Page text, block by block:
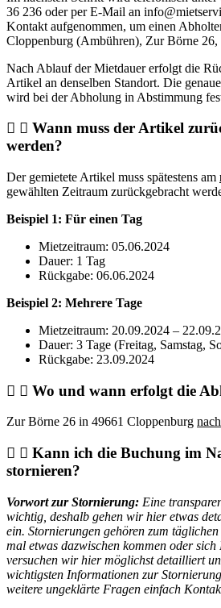
36 236 oder per E-Mail an
Kontakt aufgenommen, um einen
Cloppenburg (Ambühren), Zur Börne 26,
Nach Ablauf der Mietdauer erfolgt die
Artikel an denselben Standort. Die
wird bei der Abholung in Abstimmung
Wann muss der Artikel
werden?
Der gemietete Artikel muss spätestens am
gewählten Zeitraum zurückgebracht
Beispiel 1: Für einen Tag
Mietzeitraum: 05.06.2024
Dauer: 1 Tag
Rückgabe: 06.06.2024
Beispiel 2: Mehrere Tage
Mietzeitraum: 20.09.2024 –
Dauer: 3 Tage (Freitag, Samstag,
Rückgabe: 23.09.2024
Wo und wann erfolgt die
Zur Börne 26 in 49661 Cloppenburg nach
Kann ich die Buchung im
stornieren?
Vorwort zur Stornierung: Eine
wichtig, deshalb gehen wir hier etwas
ein. Stornierungen gehören zum
mal etwas dazwischen kommen oder
versuchen wir hier möglichst detailliert
wichtigsten Informationen zur
weitere ungeklärte Fragen einfach